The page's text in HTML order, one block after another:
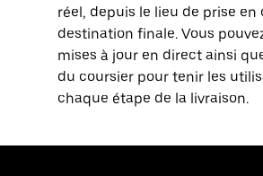
réel, depuis le lieu de prise en
destination finale. Vous
mises à jour en direct ainsi
du coursier pour tenir les
chaque étape de la livraison.